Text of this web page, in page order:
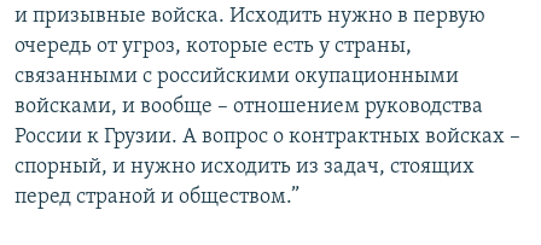
и призывные войска. Исходить нужно в первую
очередь от угроз, которые есть у страны,
связанными с российскими окупационными
войсками, и вообще – отношением руководства
России к Грузии. А вопрос о контрактных войсках –
спорный, и нужно исходить из задач, стоящих
перед страной и обществом.”